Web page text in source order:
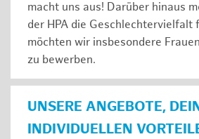
macht uns aus! Darüber hinaus
der HPA die Geschlechtervielfalt
möchten wir insbesondere
zu bewerben.
UNSERE ANGEBOTE,
INDIVIDUELLEN